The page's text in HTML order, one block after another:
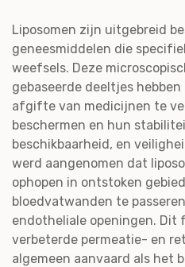
Liposomen zijn uitgebreid
geneesmiddelen die
weefsels. Deze
gebaseerde deeltjes
afgifte van medicijnen te
beschermen en hun
beschikbaarheid, en
werd aangenomen dat
ophopen in ontstoken
bloedvatwanden te
endotheliale openingen. Dit
verbeterde permeatie- en
algemeen aanvaard als het